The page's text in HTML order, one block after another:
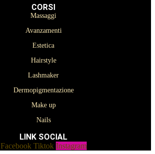
CORSI
Massaggi
Avanzamenti
Estetica
Hairstyle
Lashmaker
Dermopigmentazione
Make up
Nails
LINK SOCIAL
Facebook Tiktok Instagram